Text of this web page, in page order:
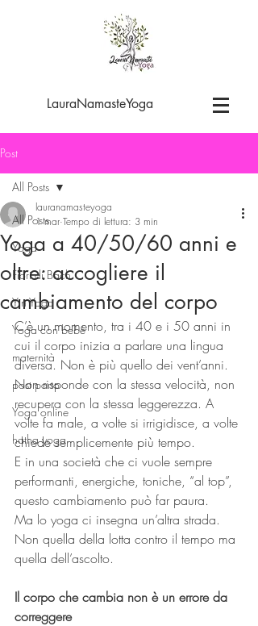
LauraNamasteYoga
Post
All Posts
Yoga
Fiori di Bach
Yin Yoga
Yoga con bebè
maternità
post parto
Yoga online
hatha yoga
All Posts
Yoga a 40/50/60 anni e
oltre: accogliere il
cambiamento del corpo
lauranamasteyoga
1 mar Tempo di lettura: 3 min
C’è un momento, tra i 40 e i 50 anni in
cui il corpo inizia a parlare una lingua
diversa. Non è più quello dei vent’anni.
Non risponde con la stessa velocità, non
recupera con la stessa leggerezza. A
volte fa male, a volte si irrigidisce, a volte
chiede semplicemente più tempo.
E in una società che ci vuole sempre
performanti, energiche, toniche, “al top”,
questo cambiamento può far paura.
Ma lo yoga ci insegna un’altra strada.
Non quella della lotta contro il tempo ma
quella dell’ascolto.
Il corpo che cambia non è un errore da
correggere